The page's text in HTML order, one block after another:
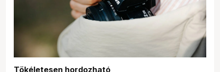
Tökéletesen hordozható